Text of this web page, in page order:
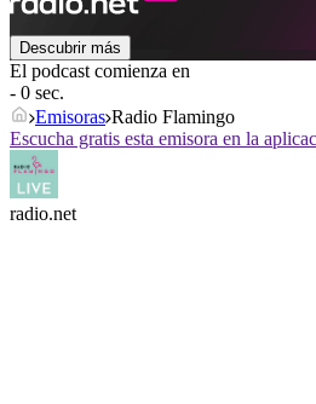
Descubrir más
El podcast comienza en
- 0 sec.
Emisoras Radio Flamingo
Escucha gratis esta emisora en la
radio.net